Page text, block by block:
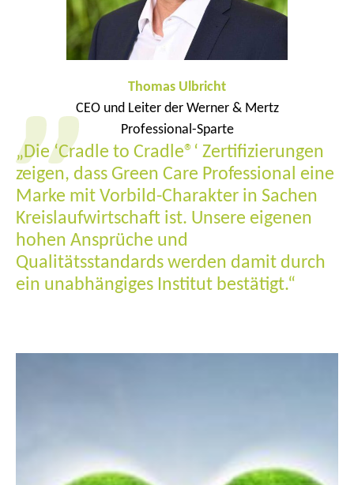
Thomas Ulbricht
CEO und Leiter der Werner & Mertz
Professional-Sparte
„Die ‘Cradle to Cradle®‘ Zertifizierungen
zeigen, dass Green Care Professional eine
Marke mit Vorbild-Charakter in Sachen
Kreislaufwirtschaft ist. Unsere eigenen
hohen Ansprüche und
Qualitätsstandards werden damit durch
ein unabhängiges Institut bestätigt.“